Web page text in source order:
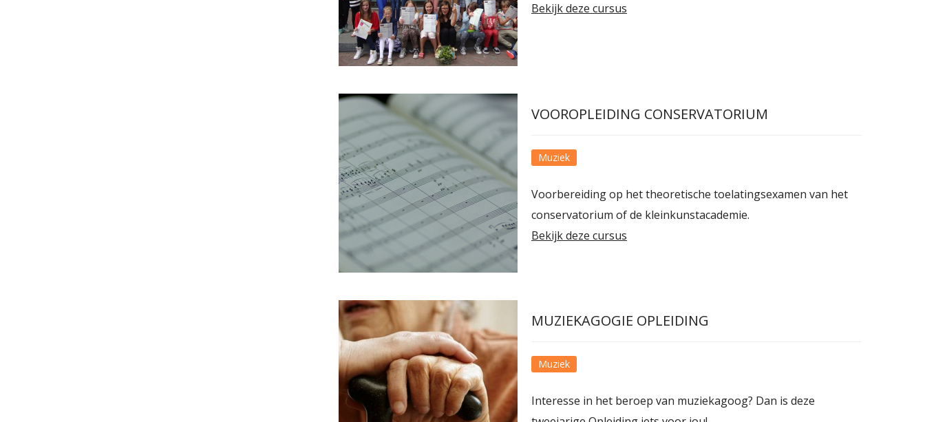
Bekijk deze cursus
VOOROPLEIDING CONSERVATORIUM
Muziek
Voorbereiding op het theoretische toelatingsexamen van het
conservatorium of de kleinkunstacademie.
Bekijk deze cursus
MUZIEKAGOGIE OPLEIDING
Muziek
Interesse in het beroep van muziekagoog? Dan is deze